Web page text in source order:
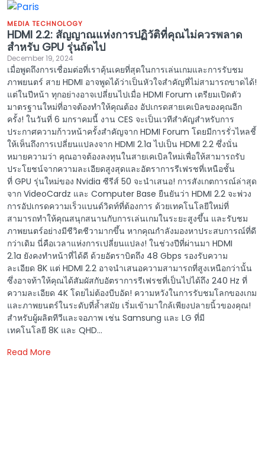
MEDIA TECHNOLOGY
HDMI 2.2: สัญญาณแห่งการปฏิวัติที่คุณไม่ควรพลาด
สำหรับ GPU รุ่นถัดไป
December 19, 2024
เมื่อพูดถึงการเชื่อมต่อที่เราคุ้นเคยที่สุดในการเล่นเกมและการรับชม
ภาพยนตร์ สาย HDMI อาจพูดได้ว่าเป็นหัวใจสำคัญที่ไม่สามารถขาดได้!
แต่ในปีหน้า ทุกอย่างอาจเปลี่ยนไปเมื่อ HDMI Forum เตรียมเปิดตัว
มาตรฐานใหม่ที่อาจต้องทำให้คุณต้อง อัปเกรดสายเคเบิลของคุณอีก
ครั้ง! ในวันที่ 6 มกราคมนี้ งาน CES จะเป็นเวทีสำคัญสำหรับการ
ประกาศความก้าวหน้าครั้งสำคัญจาก HDMI Forum โดยมีการรั่วไหลชี้
ให้เห็นถึงการเปลี่ยนแปลงจาก HDMI 2.1a ไปเป็น HDMI 2.2 ซึ่งนั่น
หมายความว่า คุณอาจต้องลงทุนในสายเคเบิลใหม่เพื่อให้สามารถรับ
ประโยชน์จากความละเอียดสูงสุดและอัตราการรีเฟรชที่เหนือชั้น
ที่ GPU รุ่นใหม่ของ Nvidia ซีรีส์ 50 จะนำเสนอ! การสังเกตการณ์ล่าสุด
จาก VideoCardz และ Computer Base ยืนยันว่า HDMI 2.2 จะพ่วง
การอัปเกรดความเร็วแบนด์วิดท์ที่ต้องการ ด้วยเทคโนโลยีใหม่ที่
สามารถทำให้คุณสนุกสนานกับการเล่นเกมในระยะสูงขึ้น และรับชม
ภาพยนตร์อย่างมีชีวิตชีวามากขึ้น หากคุณกำลังมองหาประสบการณ์ที่ดี
กว่าเดิม นี่คือเวลาแห่งการเปลี่ยนแปลง! ในช่วงปีที่ผ่านมา HDMI
2.1a ยังคงทำหน้าที่ได้ดี ด้วยอัตราบิตถึง 48 Gbps รองรับความ
ละเอียด 8K แต่ HDMI 2.2 อาจนำเสนอความสามารถที่สูงเหนือกว่านั้น
ซึ่งอาจท้าให้คุณได้สัมผัสกับอัตราการรีเฟรชที่เป็นไปได้ถึง 240 Hz ที่
ความละเอียด 4K โดยไม่ต้องบีบอัด! ความหวังในการรับชมโลกของเกม
และภาพยนตร์ในระดับที่ล้ำสมัย เริ่มเข้ามาใกล้เพียงปลายนิ้วของคุณ!
สำหรับผู้ผลิตทีวีและจอภาพ เช่น Samsung และ LG ที่มี
เทคโนโลยี 8K และ QHD...
Read More